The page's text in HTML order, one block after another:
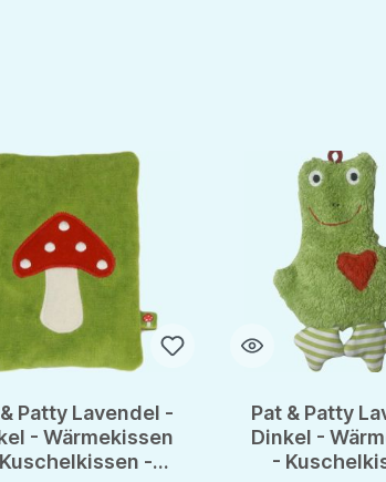
Patty Lavendel -
- Wärmekissen
-
Pat & Patty
Dinkel -
-